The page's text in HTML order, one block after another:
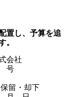
置し、予算を追
。
会社
号
留・却下